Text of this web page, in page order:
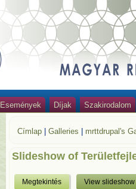
Események Díjak Szakirodalom
Címlap |Galleries mrttdrupal's
Slideshow of
Megtekintés View slideshow